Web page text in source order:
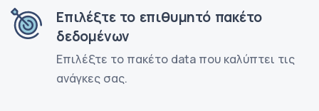
Επιλέξτε το επιθυμητό πακέτο
δεδομένων
Επιλέξτε το πακέτο data που καλύπτει τις
ανάγκες σας.